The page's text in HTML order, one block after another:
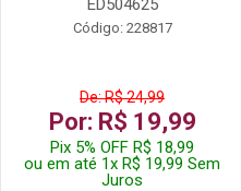
ED504625
Código: 228817
De: R$ 24,99
Por: R$ 19,99
Pix 5% OFF R$ 18,99
ou em até 1x R$ 19,99 Sem
Juros